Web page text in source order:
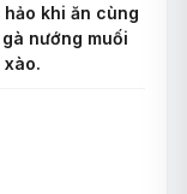
khi ăn cùng
nướng muối